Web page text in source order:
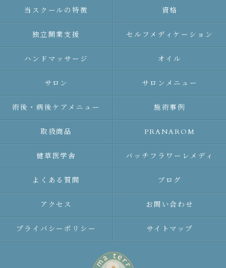
当スクールの特徴 資格
独立開業支援 セルフメディケーション
ハンドマッサージ オイル
サロン サロンメニュー
術後・病後ケアメニュー 施術事例
取扱商品 PRANAROM
健草医学舎 バッチフラワーレメディ
よくある質問 ブログ
アクセス お問い合わせ
プライバシーポリシー サイトマップ